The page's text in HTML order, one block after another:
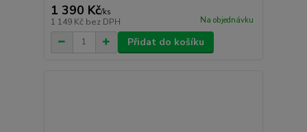
1 390 Kč/ks
1 149 Kč bez DPH Na objednávku
Přidat do košíku